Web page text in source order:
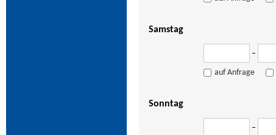
Samstag
–
auf Anfrage
Sonntag
–